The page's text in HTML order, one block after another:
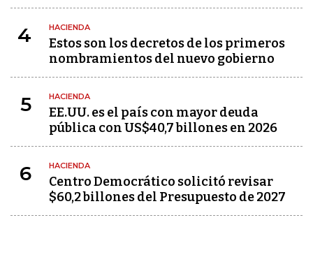
4 HACIENDA
Estos son los decretos de los primeros
nombramientos del nuevo gobierno
5 HACIENDA
EE.UU. es el país con mayor deuda
pública con US$40,7 billones en 2026
6 HACIENDA
Centro Democrático solicitó revisar
$60,2 billones del Presupuesto de 2027